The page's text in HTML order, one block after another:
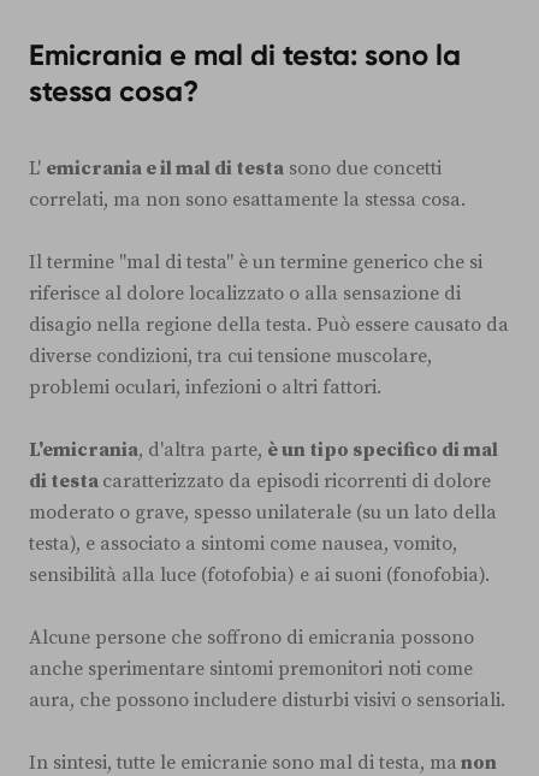
Emicrania e mal di testa: sono la
stessa cosa?
L' emicrania e il mal di testa sono due concetti
correlati, ma non sono esattamente la stessa cosa.
Il termine "mal di testa" è un termine generico che si
riferisce al dolore localizzato o alla sensazione di
disagio nella regione della testa. Può essere causato da
diverse condizioni, tra cui tensione muscolare,
problemi oculari, infezioni o altri fattori.
L'emicrania, d'altra parte, è un tipo specifico di mal
di testa caratterizzato da episodi ricorrenti di dolore
moderato o grave, spesso unilaterale (su un lato della
testa), e associato a sintomi come nausea, vomito,
sensibilità alla luce (fotofobia) e ai suoni (fonofobia).
Alcune persone che soffrono di emicrania possono
anche sperimentare sintomi premonitori noti come
aura, che possono includere disturbi visivi o sensoriali.
In sintesi, tutte le emicranie sono mal di testa, ma non